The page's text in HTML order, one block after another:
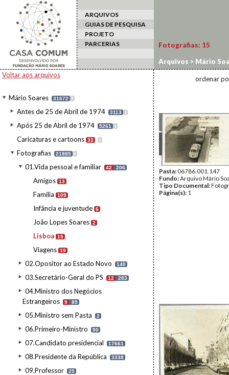
ARQUIVOS
GUIAS DE PESQUISA
PROJETO
PARCERIAS
Voltar aos arquivos
Mário Soares 31672 I
Antes de 25 de Abril de 1974 3113 I
Após 25 de Abril de 1974 5261 I
Caricaturas e cartoons 33 I
Fotografias 21885 I
01.Vida pessoal e familiar 42 206
Amigos 13
Família 109
Infância e juventude 6
João Lopes Soares 2
Lisboa 15
Viagens 19
02.Opositor ao Estado Novo 140
03.Secretário-Geral do PS 12 283
04.Ministro dos Negócios
Estrangeiros
9 89
05.Ministro sem Pasta 2
06.Primeiro-Ministro 90
07.Candidato presidencial 17661
08.Presidente da República 3338
09.Professor 25
Fotografias: 15
Arquivos > Mário
ordenar
Pasta:06786.001.147
Fundo:Arquivo Mário
Tipo Documental:
Página(s): 1